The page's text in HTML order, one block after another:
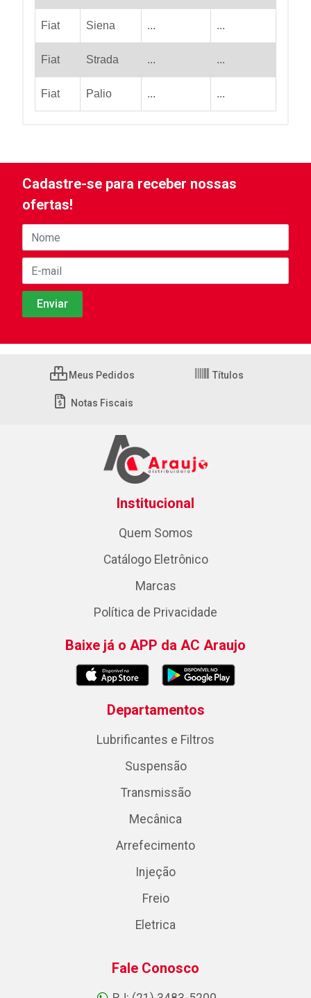
Fiat Siena ... ...
Fiat Strada ... ...
Fiat Palio ... ...
Cadastre-se para receber nossas
ofertas!
Meus Pedidos Títulos
Notas Fiscais
Institucional
Quem Somos
Catálogo Eletrônico
Marcas
Política de Privacidade
Baixe já o APP da AC Araujo
Departamentos
Lubrificantes e Filtros
Suspensão
Transmissão
Mecânica
Arrefecimento
Injeção
Freio
Eletrica
Fale Conosco